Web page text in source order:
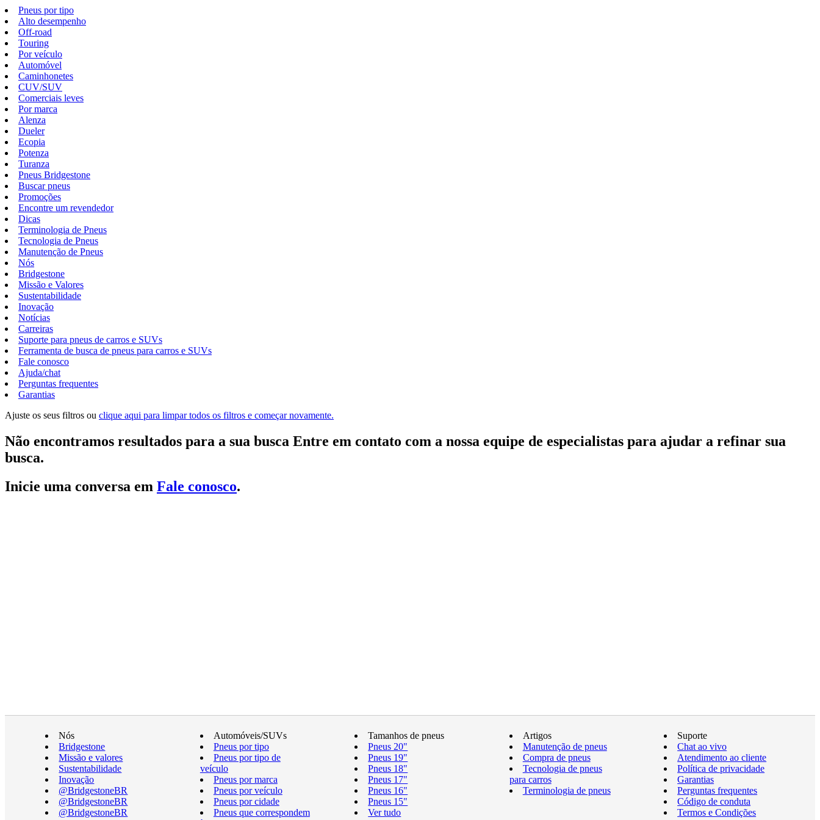
Pneus por tipo
Alto desempenho
Off-road
Touring
Por veículo
Automóvel
Caminhonetes
CUV/SUV
Comerciais leves
Por marca
Alenza
Dueler
Ecopia
Potenza
Turanza
Pneus Bridgestone
Buscar pneus
Promoções
Encontre um revendedor
Dicas
Terminologia de Pneus
Tecnologia de Pneus
Manutenção de Pneus
Nós
Bridgestone
Missão e Valores
Sustentabilidade
Inovação
Notícias
Carreiras
Suporte para pneus de carros e SUVs
Ferramenta de busca de pneus para carros e SUVs
Fale conosco
Ajuda/chat
Perguntas frequentes
Garantias
Ajuste os seus filtros ou clique aqui para limpar todos os filtros e começar novamente.
Não encontramos resultados para a sua busca Entre em contato com a nossa equipe de especialistas para ajudar a refinar sua
busca.
Inicie uma conversa em Fale conosco.
Nós
Bridgestone
Missão e valores
Sustentabilidade
Inovação
@BridgestoneBR
@BridgestoneBR
@BridgestoneBR
Automóveis/SUVs
Pneus por tipo
Pneus por tipo de
veículo
Pneus por marca
Pneus por veículo
Pneus por cidade
Pneus que correspondem
Tamanhos de pneus
Pneus 20"
Pneus 19"
Pneus 18"
Pneus 17"
Pneus 16"
Pneus 15"
Ver tudo
Artigos
Manutenção de pneus
Compra de pneus
Tecnologia de pneus
para carros
Terminologia de pneus
Suporte
Chat ao vivo
Atendimento ao cliente
Política de privacidade
Garantias
Perguntas frequentes
Código de conduta
Termos e Condições